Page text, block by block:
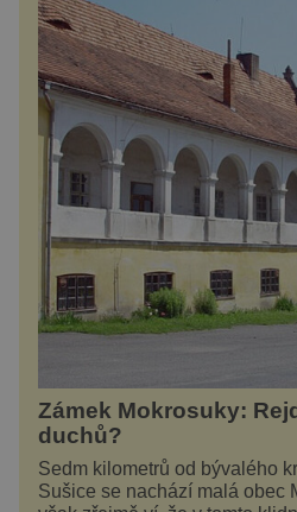
Zámek Mokrosuky:
duchů?
Sedm kilometrů od bývalého
Sušice se nachází malá obec